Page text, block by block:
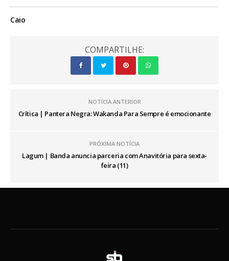
Caio
COMPARTILHE:
NOTÍCIA ANTERIOR
Crítica | Pantera Negra: Wakanda Para Sempre é emocionante
PRÓXIMA NOTÍCIA
Lagum | Banda anuncia parceria com Anavitória para sexta-
feira (11)